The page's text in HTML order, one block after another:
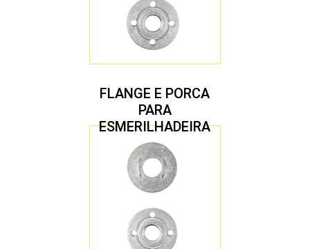
FLANGE E PORCA
PARA
ESMERILHADEIRA
4.1/2″ 22,23 MM